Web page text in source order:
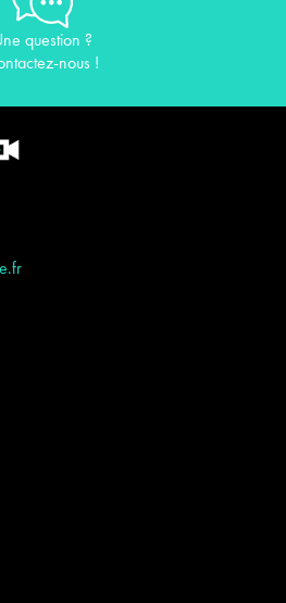
question ?
nous !